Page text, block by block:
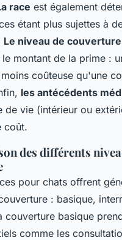
race est également
étant plus sujettes à
Le niveau de couverture
montant de la prime :
coûteuse qu'une
les antécédents
de vie (intérieur ou
coût.
des différents
pour chats offrent
: basique,
couverture basique
comme les